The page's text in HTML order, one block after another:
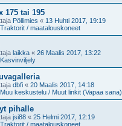
175 tai 195
Pöllimies « 13 Huhti 2017, 19:19
Traktorit / maatalouskoneet
laikka « 26 Maalis 2017, 13:22
Kasvinviljely
dbfi « 20 Maalis 2017, 14:18
Muu keskustelu / Muut linkit (Vapaa sana)
pihalle
jsi88 « 25 Helmi 2017, 12:19
Traktorit / maatalouskoneet